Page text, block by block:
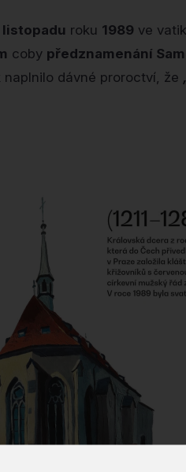
listopadu roku 1989 ve
coby předznamenání
dávné proroctví, že